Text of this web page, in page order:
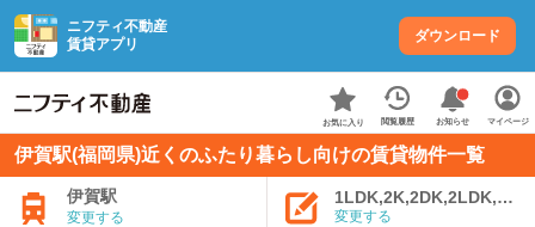
ニフティ不動産
賃貸アプリ
ダウンロード
お気に入り 閲覧履歴 お知らせ マイページ
伊賀駅(福岡県)近くのふたり暮らし向けの賃貸物件一覧
伊賀駅
変更する 変更する